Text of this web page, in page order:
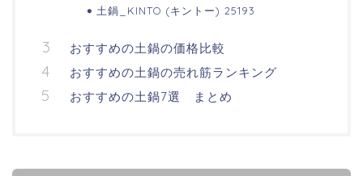
土鍋_KINTO (キントー) 25193
おすすめの土鍋の価格比較
おすすめの土鍋の売れ筋ランキング
おすすめの土鍋7選 まとめ